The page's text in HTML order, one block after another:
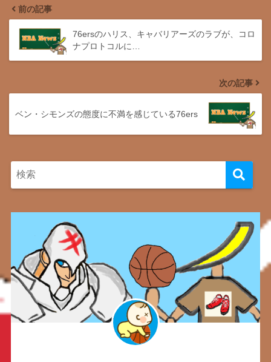
前の記事
76ersのハリス、キャバリアーズのラブが、コロ
ナプロトコルに…
次の記事
ベン・シモンズの態度に不満を感じている76ers